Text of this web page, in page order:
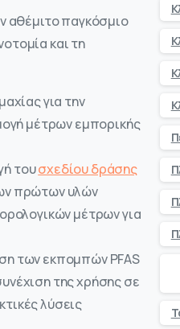
αθέμιτο παγκόσμιο
και τη
για την
μέτρων εμπορικής
τουσχεδίου δράσης
πρώτων υλών
μέτρων για
των εκπομπών PFAS
της χρήσης σε
λύσεις